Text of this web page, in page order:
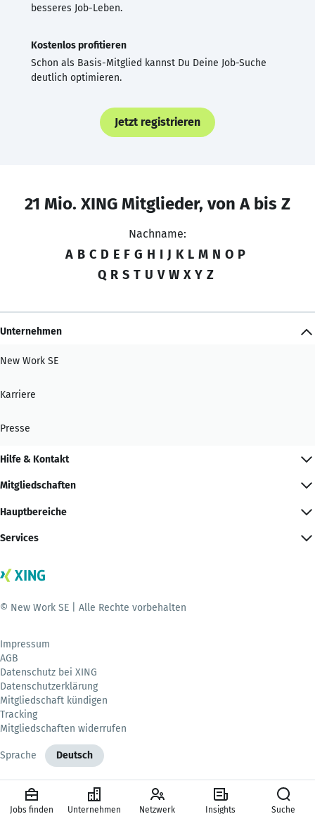
besseres Job-Leben.
Kostenlos profitieren
Schon als Basis-Mitglied kannst Du Deine Job-Suche
deutlich optimieren.
Jetzt registrieren
21 Mio. XING Mitglieder, von A bis Z
Nachname:
A B C D E F G H I J K L M N O P
Q R S T U V W X Y Z
Unternehmen
New Work SE
Karriere
Presse
Hilfe & Kontakt
Mitgliedschaften
Hauptbereiche
Services
© New Work SE | Alle Rechte vorbehalten
Impressum
AGB
Datenschutz bei XING
Datenschutzerklärung
Mitgliedschaft kündigen
Tracking
Mitgliedschaften widerrufen
Sprache Deutsch
Jobs finden Unternehmen Netzwerk Insights Suche